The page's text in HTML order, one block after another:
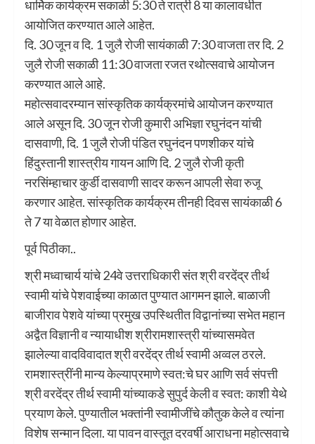
धार्मिक कार्यक्रम सकाळी 5:30 ते रात्री 8 या कालावधीत
आयोजित करण्यात आले आहेत.
दि. 30 जून व दि. 1 जुलै रोजी सायंकाळी 7:30 वाजता तर दि. 2
जुलै रोजी सकाळी 11:30 वाजता रजत रथोत्सवाचे आयोजन
करण्यात आले आहे.
महोत्सवादरम्यान सांस्कृतिक कार्यक्रमांचे आयोजन करण्यात
आले असून दि. 30 जून रोजी कुमारी अभिज्ञा रघुनंदन यांची
दासवाणी, दि. 1 जुलै रोजी पंडित रघुनंदन पणशीकर यांचे
हिंदुस्तानी शास्त्रीय गायन आणि दि. 2 जुलै रोजी कृती
नरसिंम्हाचार कुर्डी दासवाणी सादर करून आपली सेवा रुजू
करणार आहेत. सांस्कृतिक कार्यक्रम तीनही दिवस सायंकाळी 6
ते 7 या वेळात होणार आहेत.
पूर्व पिठीका..
श्री मध्वाचार्य यांचे 24वे उत्तराधिकारी संत श्री वरदेंद्र तीर्थ
स्वामी यांचे पेशवाईच्या काळात पुण्यात आगमन झाले. बाळाजी
बाजीराव पेशवे यांच्या प्रमुख उपस्थितीत विद्वानांच्या सभेत महान
अद्वैत विज्ञानी व न्यायाधीश श्रीरामशास्त्री यांच्यासमवेत
झालेल्या वादविवादात श्री वरदेंद्र तीर्थ स्वामी अव्वल ठरले.
रामशास्त्रींनी मान्य केल्याप्रमाणे स्वत:चे घर आणि सर्व संपत्ती
श्री वरदेंद्र तीर्थ स्वामी यांच्याकडे सुपुर्द केली व स्वत: काशी येथे
प्रयाण केले. पुण्यातील भक्तांनी स्वामीजींचे कौतुक केले व त्यांना
विशेष सन्मान दिला. या पावन वास्तूत दरवर्षी आराधना महोत्सवाचे